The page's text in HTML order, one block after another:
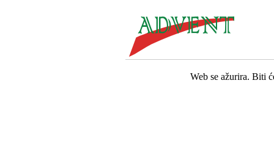
Web se ažurira. Biti